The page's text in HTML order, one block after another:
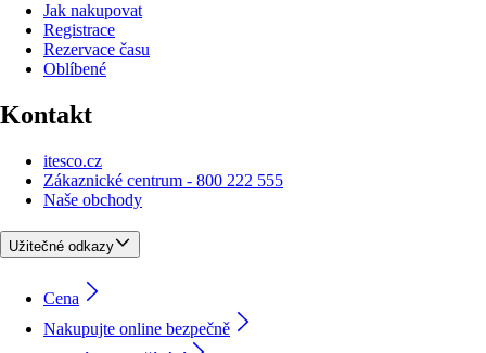
Jak nakupovat
Registrace
Rezervace času
Oblíbené
Kontakt
itesco.cz
Zákaznické centrum - 800 222 555
Naše obchody
Užitečné odkazy
Cena
Nakupujte online bezpečně